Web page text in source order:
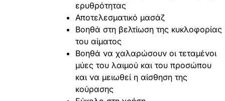
ερυθρότητας
Αποτελεσματικό μασάζ
Βοηθά στη βελτίωση της κυκλοφορίας
του αίματος
Βοηθά να χαλαρώσουν οι τεταμένοι
μύες του λαιμού και του προσώπου
και να μειωθεί η αίσθηση της
κούρασης